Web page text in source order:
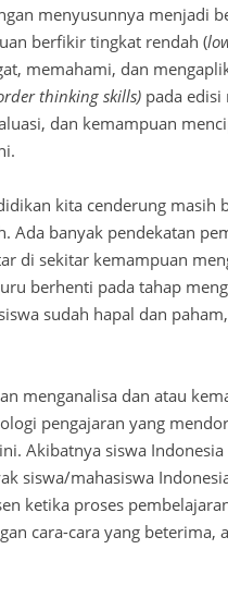
menyusunnya menjadi
berfikir tingkat rendah (
, memahami, dan
thinking skills) pada edisi
dan kemampuan
kita cenderung masih
Ada banyak pendekatan
di sekitar kemampuan
berhenti pada tahap
sudah hapal dan
menganalisa dan atau
pengajaran yang
Akibatnya siswa
siswa/mahasiswa
ketika proses
cara-cara yang beterima,